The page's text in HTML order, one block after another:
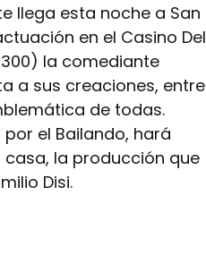
llega esta noche a San
en el Casino Del
la comediante
a sus creaciones, entre
de todas.
el Bailando, hará
la producción que
Disi.